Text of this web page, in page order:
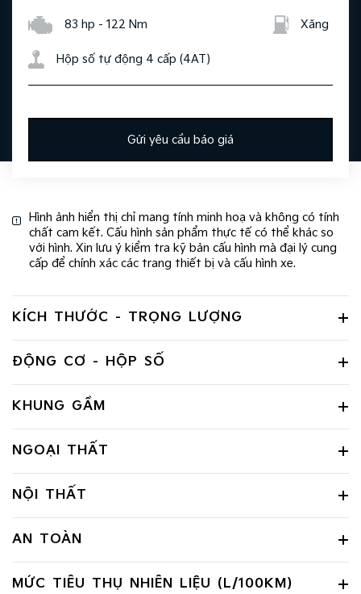
83 hp - 122 Nm Xăng
Hộp số tự động 4 cấp (4AT)
Gửi yêu cầu báo giá
Hình ảnh hiển thị chỉ mang tính minh hoạ và không có tính
chất cam kết. Cấu hình sản phẩm thực tế có thể khác so
với hình. Xin lưu ý kiểm tra kỹ bản cấu hình mà đại lý cung
cấp để chính xác các trang thiết bị và cấu hình xe.
KÍCH THƯỚC - TRỌNG LƯỢNG
ĐỘNG CƠ - HỘP SỐ
KHUNG GẦM
NGOẠI THẤT
NỘI THẤT
AN TOÀN
MỨC TIÊU THỤ NHIÊN LIỆU (L/100KM)